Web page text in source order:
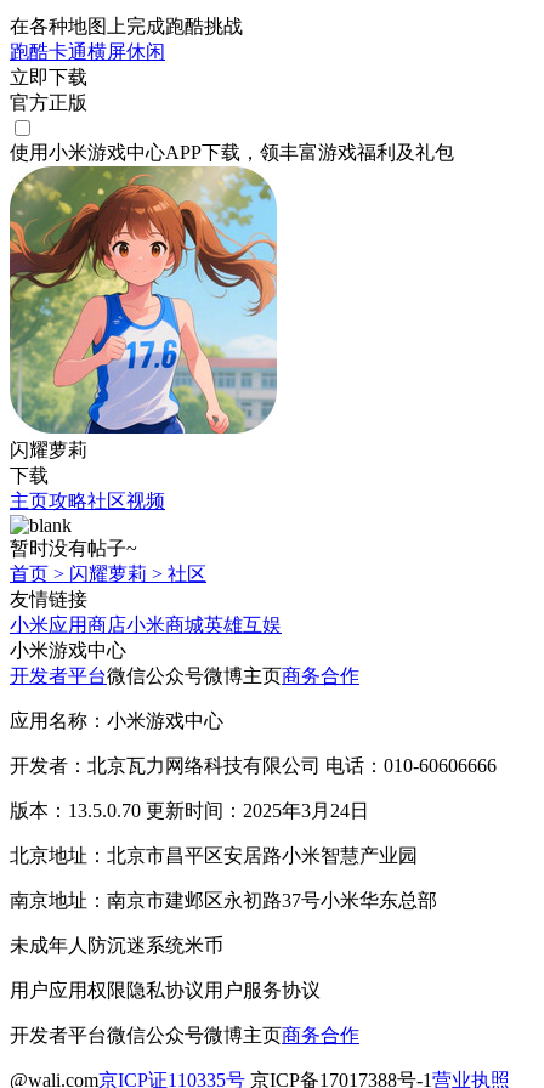
在各种地图上完成跑酷挑战
跑酷卡通横屏休闲
立即下载
官方正版
使用小米游戏中心APP下载 ，领丰富游戏福利 及礼包
闪耀萝莉
下载
主页攻略社区视频
暂时没有帖子~
首页 > 闪耀萝莉 > 社区
友情链接
小米应用商店小米商城英雄互娱
小米游戏中心
开发者平台微信公众号微博主页商务合作
应用名称：小米游戏中心
开发者：北京瓦力网络科技有限公司 电话：010-60606666
版本：13.5.0.70 更新时间：2025年3月24日
北京地址：北京市昌平区安居路小米智慧产业园
南京地址：南京市建邺区永初路37号小米华东总部
未成年人防沉迷系统米币
用户应用权限隐私协议用户服务协议
开发者平台微信公众号微博主页商务合作
@wali.com京ICP证110335号 京ICP备17017388号-1营业执照